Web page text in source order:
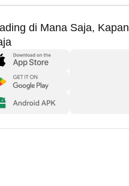
di Mana Saja, Kapan